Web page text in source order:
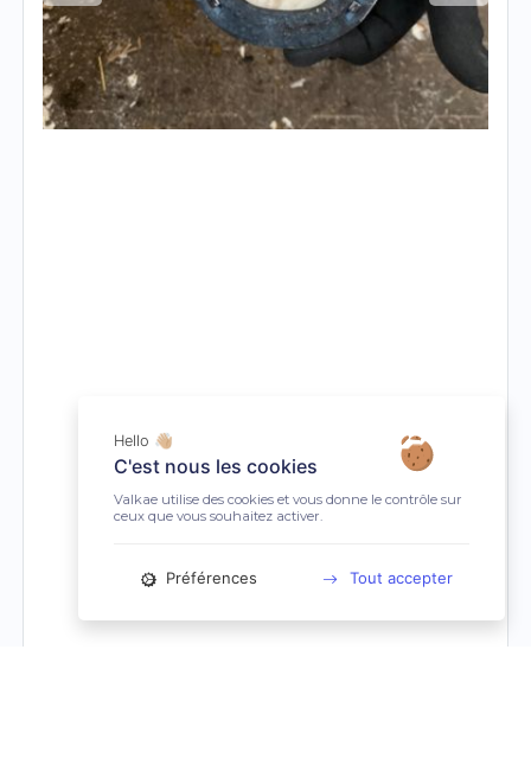
Hello 👋🏼
C'est nous les cookies
Valkae utilise des cookies et vous donne le contrôle sur
ceux que vous souhaitez activer.
Préférences Tout accepter